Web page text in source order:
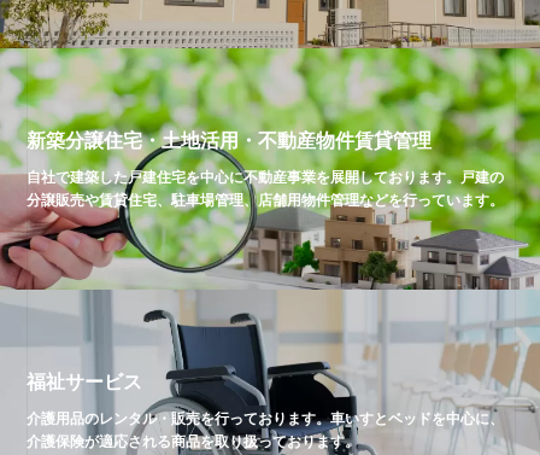
新築分譲住宅・土地活用・不動産物件賃貸管理
自社で建築した戸建住宅を中心に不動産事業を展開しております。戸建の
分譲販売や賃貸住宅、駐車場管理、店舗用物件管理などを行っています。
福祉サービス
介護用品のレンタル・販売を行っております。車いすとベッドを中心に、
介護保険が適応される商品を取り扱っております。